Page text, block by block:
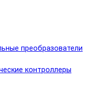
преобразователи
контроллеры